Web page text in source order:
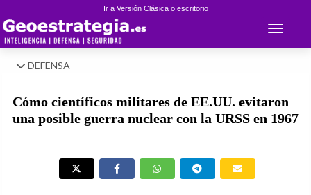
Ir a Versión Clásica o escritorio
Toggle
DEFENSA
Cómo científicos militares de EE.UU. evitaron
una posible guerra nuclear con la URSS en 1967